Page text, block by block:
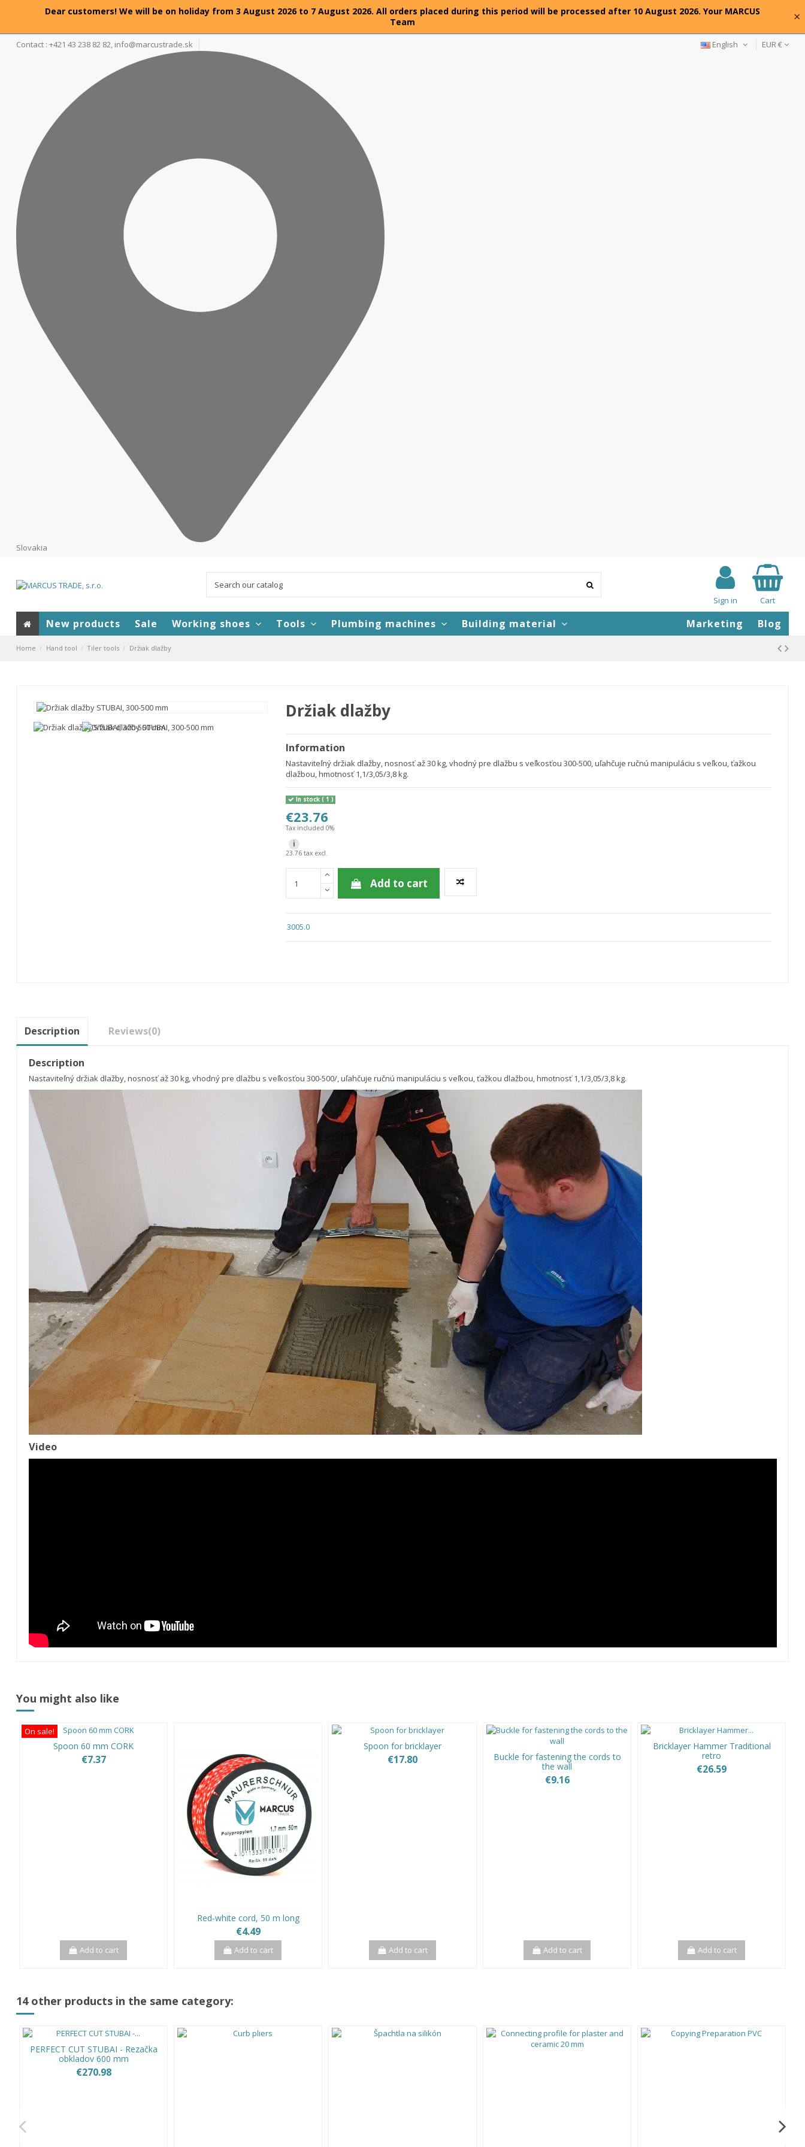
Dear customers! We will be on holiday from 3 August 2026 to 7 August 2026. All orders placed during this period will be processed after 10 August 2026. Your MARCUS
Team
×
Contact : +421 43 238 82 82, info@marcustrade.sk
Slovakia
English EUR €
Sign in Cart
New products Sale Working shoes Tools Plumbing machines Building material Blog
Marketing
Home Hand tool Tiler tools Držiak dlažby
Držiak dlažby
Information
Nastaviteľný držiak dlažby, nosnosť až 30 kg, vhodný pre dlažbu s veľkosťou 300-500, uľahčuje ručnú manipuláciu s veľkou, ťažkou
dlažbou, hmotnosť 1,1/3,05/3,8 kg.
In stock ( 1 )
€23.76
Tax included 0%
i
23.76 tax excl.
Add to cart
3005.0
Description Reviews(0)
Description
Nastaviteľný držiak dlažby, nosnosť až 30 kg, vhodný pre dlažbu s veľkosťou 300-500/, uľahčuje ručnú manipuláciu s veľkou, ťažkou dlažbou, hmotnosť 1,1/3,05/3,8 kg.
Video
You might also like
On sale!
Spoon 60 mm CORK
€7.37
Add to cart
Red-white cord, 50 m long
€4.49
Add to cart
Spoon for bricklayer
€17.80
Add to cart
Buckle for fastening the cords to
the wall
€9.16
Add to cart
Bricklayer Hammer Traditional
retro
€26.59
Add to cart
14 other products in the same category:
PERFECT CUT STUBAI - Rezačka
obkladov 600 mm
€270.98